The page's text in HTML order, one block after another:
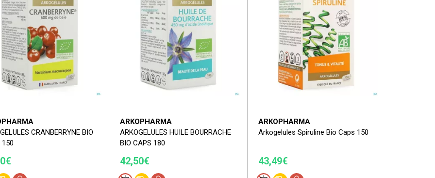
CRANBERRYNE BIO
150
ARKOPHARMA
ARKOGELULES HUILE BOURRACHE
BIO CAPS 180
42,50€
ARKOPHARMA
Arkogelules Spiruline Bio Caps 150
43,49€